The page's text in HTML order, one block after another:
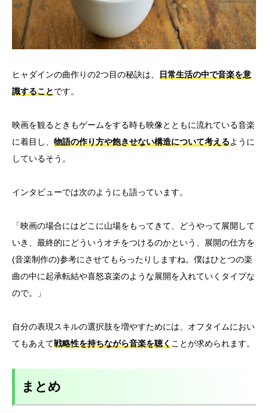
ヒャダインの曲作りの2つ目の秘訣は、 日常生活の中で音楽を意
識することです。
映画を観るときもゲームをする時も映像とともに流れている音楽
に着目し、 物語の作り方や飽きせない構造について考えるように
しているそう。
インタビューでは次のようにも語っています。
「映画の場合にはどこに山場をもってきて、どうやって展開して
いき、最終的にどういうオチをつけるのかという、展開の仕方を
(音楽制作の)参考にさせてもらったりしますね。僕はひとつの楽
曲の中に起承転結や喜怒哀楽のような展開を入れていくタイプな
ので。」
自分の表現スキルの選択肢を増やすためには、オフタイムにおい
てもあえて戦略性を持ちながら音楽を聴くことが求められます。
まとめ